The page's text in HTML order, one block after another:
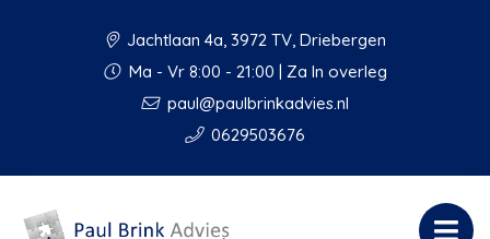
Jachtlaan 4a, 3972 TV, Driebergen
Ma - Vr 8:00 - 21:00 | Za In overleg
paul@paulbrinkadvies.nl
0629503676